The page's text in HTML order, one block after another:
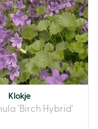
Klokje
'Birch Hybrid'